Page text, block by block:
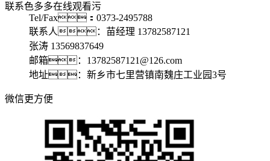
联系色多多在线观看污
Tel/Fax：0373-2495788
联系人：苗经理 13782587121
张涛 13569837649
邮箱：13782587121@126.com
地址：新乡市七里营镇南魏庄工业园3号
微信更方便